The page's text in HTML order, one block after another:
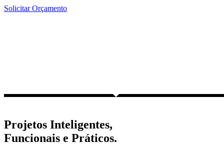
Ir
Solicitar Orçamento
Projetos Inteligentes,
Funcionais e Práticos.